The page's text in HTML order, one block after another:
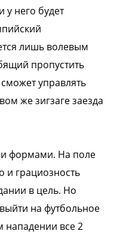
у него будет
лишь волевым
пропустить
сможет управлять
же зигзаге заезда
формами. На поле
и грациозность
в цель. Но
на футбольное
нападении все 2